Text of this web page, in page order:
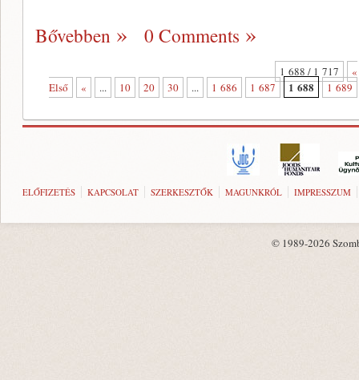
Bővebben 0 Comments
1 688 / 1 717
«
Első
« ... 10 20 30 ... 1 686 1 687 1 688 1 689
ELŐFIZETÉS KAPCSOLAT SZERKESZTŐK MAGUNKRÓL IMPRESSZUM
© 1989-2026